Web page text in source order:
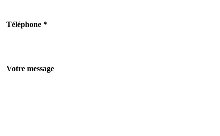
Téléphone *
Votre message